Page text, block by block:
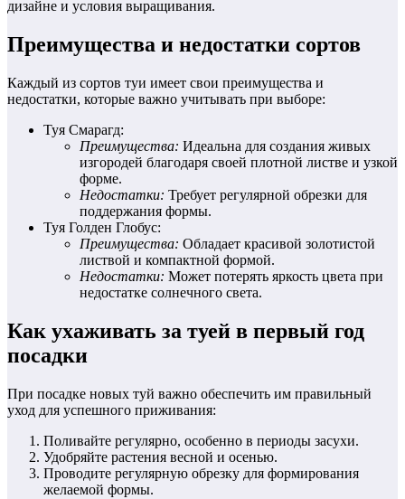
дизайне и условия выращивания.
Преимущества и недостатки сортов
Каждый из сортов туи имеет свои преимущества и
недостатки, которые важно учитывать при выборе:
Туя Смарагд:
Преимущества: Идеальна для создания живых
изгородей благодаря своей плотной листве и узкой
форме.
Недостатки: Требует регулярной обрезки для
поддержания формы.
Туя Голден Глобус:
Преимущества: Обладает красивой золотистой
листвой и компактной формой.
Недостатки: Может потерять яркость цвета при
недостатке солнечного света.
Как ухаживать за туей в первый год
посадки
При посадке новых туй важно обеспечить им правильный
уход для успешного приживания:
Поливайте регулярно, особенно в периоды засухи.
Удобряйте растения весной и осенью.
Проводите регулярную обрезку для формирования
желаемой формы.